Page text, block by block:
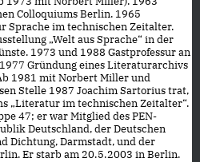
Colloquiums Berlin. 1965
Sprache im technischen Zeitalter.
„Welt aus Sprache“ in der
1973 und 1988 Gastprofessur an
Gründung eines Literaturarchivs
1981 mit Norbert Miller und
Stelle 1987 Joachim Sartorius trat,
„Literatur im technischen Zeitalter“.
47; er war Mitglied des PEN-
Deutschland, der Deutschen
Dichtung, Darmstadt, und der
Er starb am 20. 5. 2003 in Berlin.